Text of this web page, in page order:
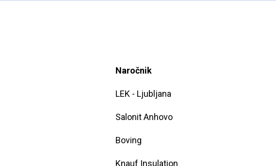
Naročnik
LEK - Ljubljana
Salonit Anhovo
Boving
Knauf Insulation